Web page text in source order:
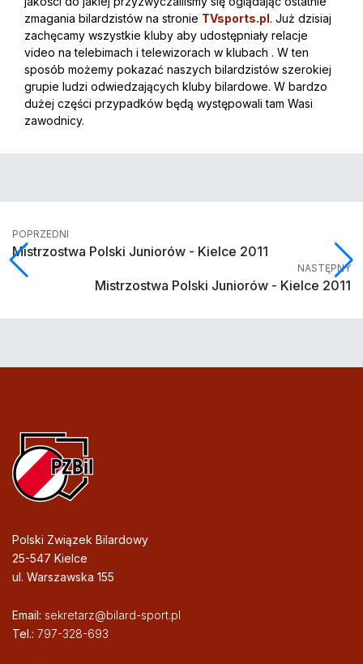
zmagania bilardzistów na stronie TVsports.pl. Już dzisiaj
zachęcamy wszystkie kluby aby udostępniały relacje
video na telebimach i telewizorach w klubach . W ten
sposób możemy pokazać naszych bilardzistów szerokiej
grupie ludzi odwiedzających kluby bilardowe. W bardzo
dużej części przypadków będą występowali tam Wasi
zawodnicy.
POPRZEDNI
Mistrzostwa Polski Juniorów - Kielce 2011
NASTĘPNY
Mistrzostwa Polski Juniorów - Kielce 2011
Polski Związek Bilardowy
25-547 Kielce
ul. Warszawska 155
Email: sekretarz@bilard-sport.pl
Tel.: 797-328-693